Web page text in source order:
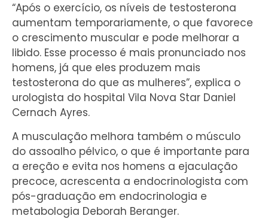
“Após o exercício, os níveis de testosterona
aumentam temporariamente, o que favorece
o crescimento muscular e pode melhorar a
libido. Esse processo é mais pronunciado nos
homens, já que eles produzem mais
testosterona do que as mulheres”, explica o
urologista do hospital Vila Nova Star Daniel
Cernach Ayres.
A musculação melhora também o músculo
do assoalho pélvico, o que é importante para
a ereção e evita nos homens a ejaculação
precoce, acrescenta a endocrinologista com
pós-graduação em endocrinologia e
metabologia Deborah Beranger.